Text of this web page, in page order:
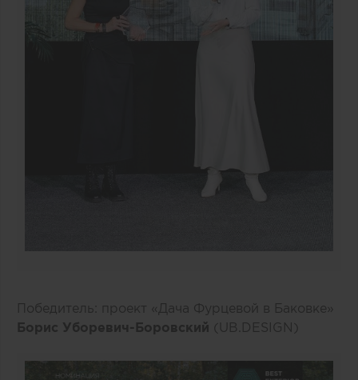
Победитель: проект «Дача Фурцевой в Баковке»
Борис Уборевич-Боровский (UB.DESIGN)